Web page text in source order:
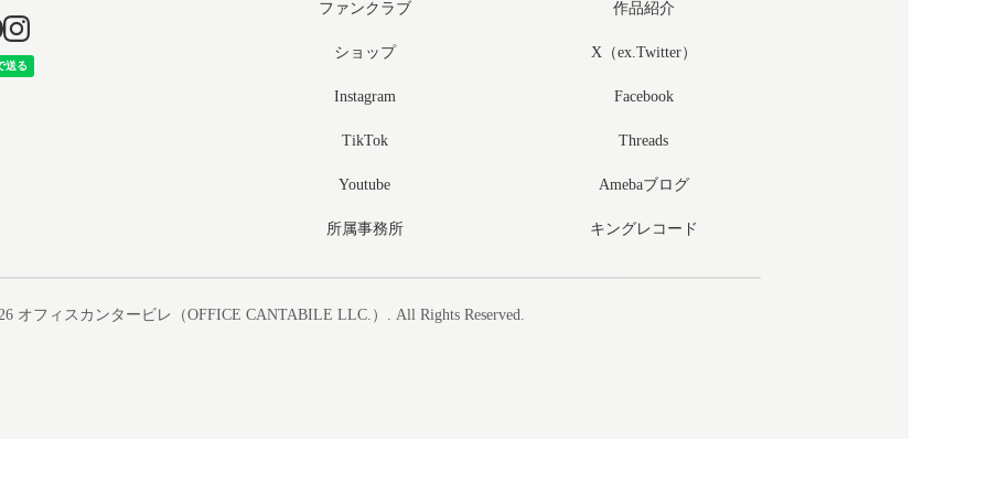
ファンクラブ 作品紹介
ショップ X（ex.Twitter）
Instagram Facebook
TikTok Threads
Youtube Amebaブログ
所属事務所 キングレコード
オフィスカンタービレ（OFFICE CANTABILE LLC.） . All Rights Reserved.